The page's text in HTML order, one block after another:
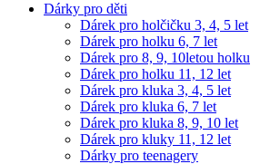
Dárky pro děti
Dárek pro holčičku 3, 4, 5 let
Dárek pro holku 6, 7 let
Dárek pro 8, 9, 10letou holku
Dárek pro holku 11, 12 let
Dárek pro kluka 3, 4, 5 let
Dárek pro kluka 6, 7 let
Dárek pro kluka 8, 9, 10 let
Dárek pro kluky 11, 12 let
Dárky pro teenagery